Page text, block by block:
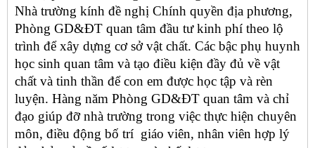
Nhà trường kính đề nghị Chính quyền địa phương,
Phòng GD&ĐT quan tâm đầu tư kinh phí theo lộ
trình để xây dựng cơ sở vật chất. Các bậc phụ huynh
học sinh quan tâm và tạo điều kiện đầy đủ về vật
chất và tinh thần để con em được học tập và rèn
luyện. Hàng năm Phòng GD&ĐT quan tâm và chỉ
đạo giúp đỡ nhà trường trong việc thực hiện chuyên
môn, điều động bố trí giáo viên, nhân viên hợp lý